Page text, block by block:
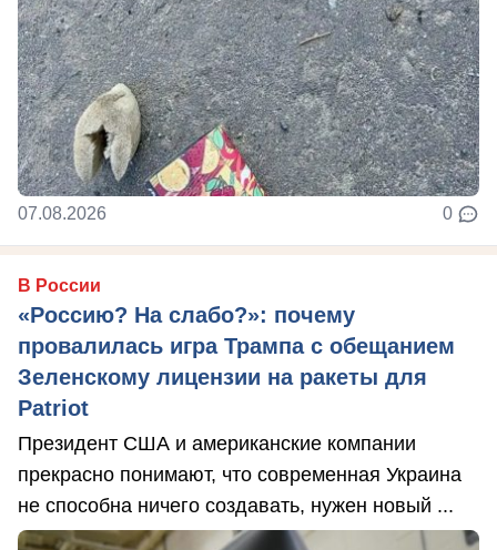
07.08.2026 0
В России
«Россию? На слабо?»: почему
провалилась игра Трампа с обещанием
Зеленскому лицензии на ракеты для
Patriot
Президент США и американские компании
прекрасно понимают, что современная Украина
не способна ничего создавать, нужен новый ...